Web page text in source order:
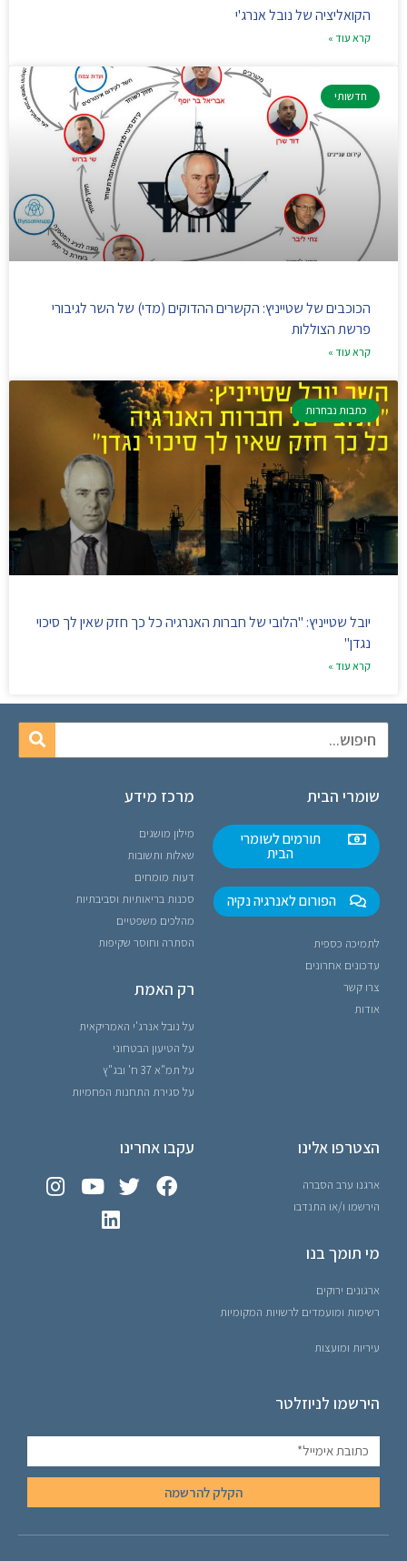
הקואליציה של נובל אנרג'י
קרא עוד »
חדשותי
הכוכבים של שטייניץ: הקשרים ההדוקים (מדי) של השר לגיבורי
פרשת הצוללות
קרא עוד »
כתבות נבחרות
יובל שטייניץ: "הלובי של חברות האנרגיה כל כך חזק שאין לך סיכוי
נגדן"
קרא עוד »
שומרי הבית
תורמים לשומרי
הבית
הפורום לאנרגיה נקיה
לתמיכה כספית
עדכונים אחרונים
צרו קשר
אודות
מרכז מידע
מילון מושגים
שאלות ותשובות
דעות מומחים
סכנות בריאותיות וסביבתיות
מהלכים משפטיים
הסתרה וחוסר שקיפות
רק האמת
על נובל אנרג'י האמריקאית
על הטיעון הבטחוני
על תמ"א 37 ח' ובג"ץ
על סגירת התחנות הפחמיות
הצטרפו אלינו
ארגנו ערב הסברה
הירשמו ו/או התנדבו
מי תומך בנו
ארגונים ירוקים
רשימות ומועמדים לרשויות המקומיות
עיריות ומועצות
עקבו אחרינו
הירשמו לניוזלטר
הקלק להרשמה